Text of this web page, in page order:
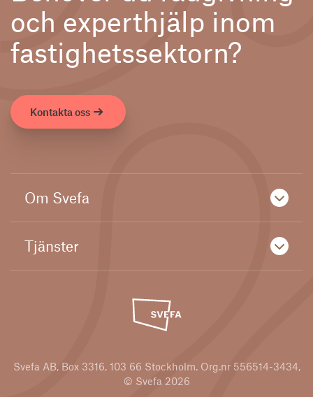
och experthjälp inom
fastighetssektorn?
Kontakta oss
Om Svefa
Tjänster
Svefa AB, Box 3316, 103 66 Stockholm. Org.nr 556514-3434,
© Svefa 2026